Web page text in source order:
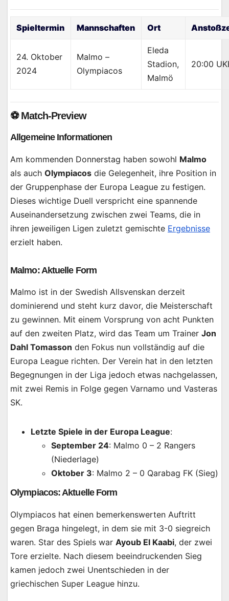
Spieltermin Mannschaften Ort
24. Oktober
2024
Malmo –
Olympiacos
Eleda
Stadion,
Malmö
20:00
⚽️ Match-Preview
Allgemeine Informationen
Am kommenden Donnerstag haben sowohl Malmo
als auch Olympiacos die Gelegenheit, ihre Position in
der Gruppenphase der Europa League zu festigen.
Dieses wichtige Duell verspricht eine spannende
Auseinandersetzung zwischen zwei Teams, die in
ihren jeweiligen Ligen zuletzt gemischte Ergebnisse
erzielt haben.
Malmo: Aktuelle Form
Malmo ist in der Swedish Allsvenskan derzeit
dominierend und steht kurz davor, die Meisterschaft
zu gewinnen. Mit einem Vorsprung von acht Punkten
auf den zweiten Platz, wird das Team um Trainer Jon
Dahl Tomasson den Fokus nun vollständig auf die
Europa League richten. Der Verein hat in den letzten
Begegnungen in der Liga jedoch etwas nachgelassen,
mit zwei Remis in Folge gegen Varnamo und Vasteras
SK.
Letzte Spiele in der Europa League:
September 24: Malmo 0 – 2 Rangers
(Niederlage)
Oktober 3: Malmo 2 – 0 Qarabag FK (Sieg)
Olympiacos: Aktuelle Form
Olympiacos hat einen bemerkenswerten Auftritt
gegen Braga hingelegt, in dem sie mit 3-0 siegreich
waren. Star des Spiels war Ayoub El Kaabi, der zwei
Tore erzielte. Nach diesem beeindruckenden Sieg
kamen jedoch zwei Unentschieden in der
griechischen Super League hinzu.